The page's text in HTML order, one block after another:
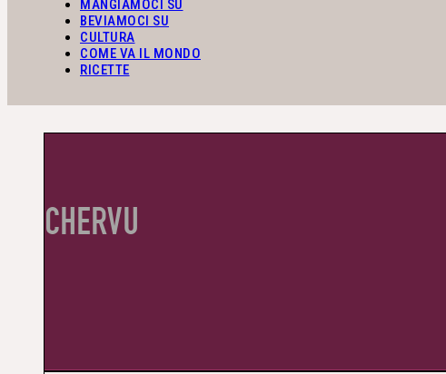
MANGIAMOCI SU
BEVIAMOCI SU
CULTURA
COME VA IL MONDO
RICETTE
CHERVU